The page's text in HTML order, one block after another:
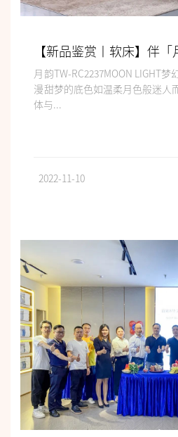
【新品鉴赏丨软床】伴
月韵TW-RC2237MOON LIGHT
漫甜梦的底色如温柔月色般迷人
体与...
2022-11-10